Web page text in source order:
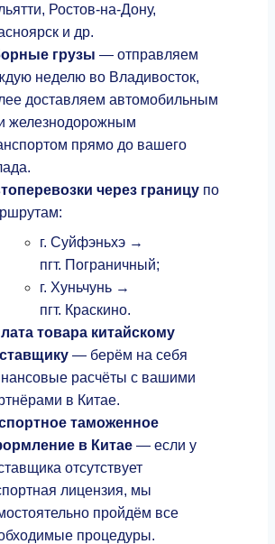
Ростов‑на‑Дону,
и др.
грузы — отправляем
неделю во Владивосток,
доставляем автомобильным
железнодорожным
прямо до вашего
через границу по
г. Суйфэньхэ →
пгт. Пограничный;
г. Хуньчунь →
пгт. Краскино.
товара китайскому
— берём на себя
расчёты с вашими
в Китае.
таможенное
в Китае — если у
отсутствует
лицензия, мы
пройдём все
процедуры.